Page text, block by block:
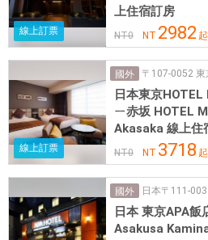
線上訂票
上住宿訂房
NT0 NT 2982 起
線上訂票
國外 〒107-0052 東
日本東京
ㄧ赤坂 HOTEL
Akasaka 線上住
NT0 NT 3718 起
國外
日本 東京APA
Asakusa